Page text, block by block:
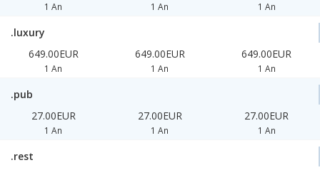
1 An 1 An 1 An
.luxury
649.00EUR
1 An
649.00EUR
1 An
649.00EUR
1 An
.pub
27.00EUR
1 An
27.00EUR
1 An
27.00EUR
1 An
.rest